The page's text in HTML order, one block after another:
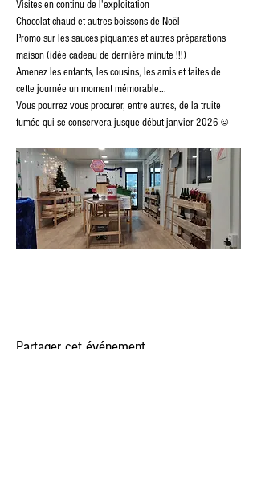
Visites en continu de l'exploitation
Chocolat chaud et autres boissons de Noël
Promo sur les sauces piquantes et autres préparations
maison (idée cadeau de dernière minute !!!)
Amenez les enfants, les cousins, les amis et faites de
cette journée un moment mémorable...
Vous pourrez vous procurer, entre autres, de la truite
fumée qui se conservera jusque début janvier 2026 ☺️
Partager cet événement